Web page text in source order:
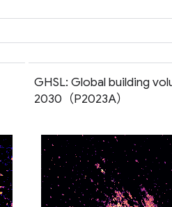
GHSL: Global building
2030（P2023A）